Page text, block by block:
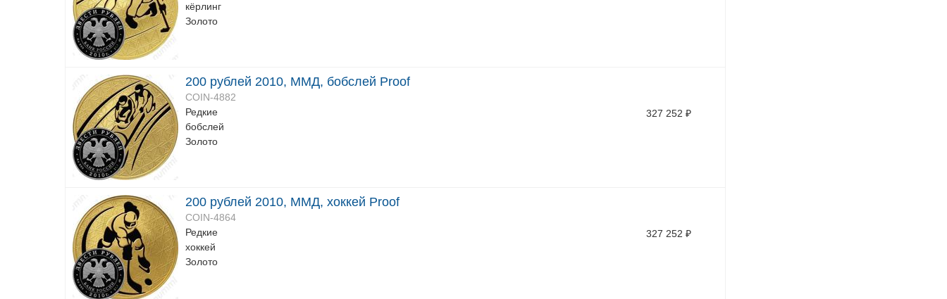
кёрлинг
Золото
200 рублей 2010, ММД, бобслей Proof
COIN-4882
Редкие
бобслей
Золото
327 252 ₽
200 рублей 2010, ММД, хоккей Proof
COIN-4864
Редкие
хоккей
Золото
327 252 ₽